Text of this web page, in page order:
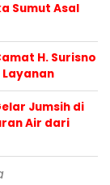
Sumut Asal
H. Surisno
Jumsih di
Air dari